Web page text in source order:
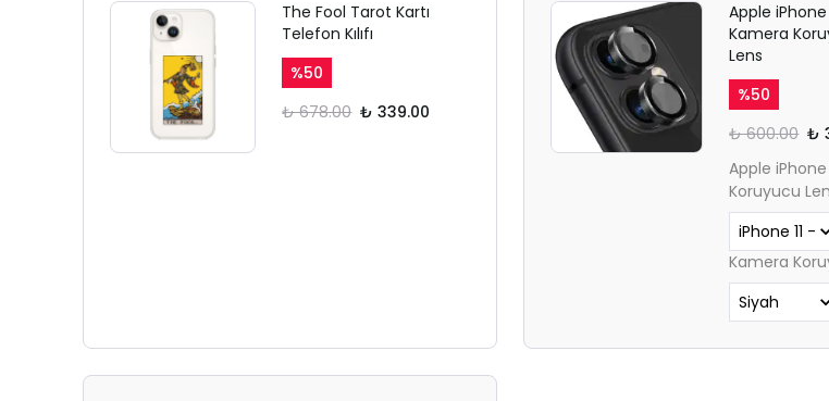
The Fool Tarot Kartı
Telefon Kılıfı
%50
₺ 678.00 ₺ 339.00
Apple iPhone
Kamera
Lens
%50
₺ 600.00 ₺
Apple
Koruyucu
Kamera